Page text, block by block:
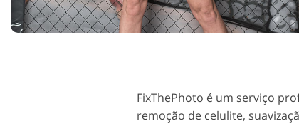
Serviços de retoque de
produtos
Serviços de
joias
FixThePhoto é um serviço
remoção de celulite,